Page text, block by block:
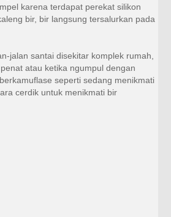
karena terdapat perekat silikon
bir, bir langsung tersalurkan pada
jalan santai disekitar komplek rumah,
atau ketika ngumpul dengan
seperti sedang menikmati
cerdik untuk menikmati bir